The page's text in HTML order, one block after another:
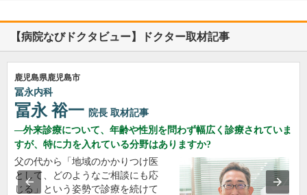
【病院なびドクタビュー】ドクター取材記事
鹿児島県鹿児島市
冨永内科
冨永 裕一 院長 取材記事
外来診療について、年齢や性別を問わず幅広く診療されていま
すが、特に力を入れている分野はありますか?
父の代から「地域のかかりつけ医
として、どのようなご相談にも応
じる」という姿勢で診療を続けて